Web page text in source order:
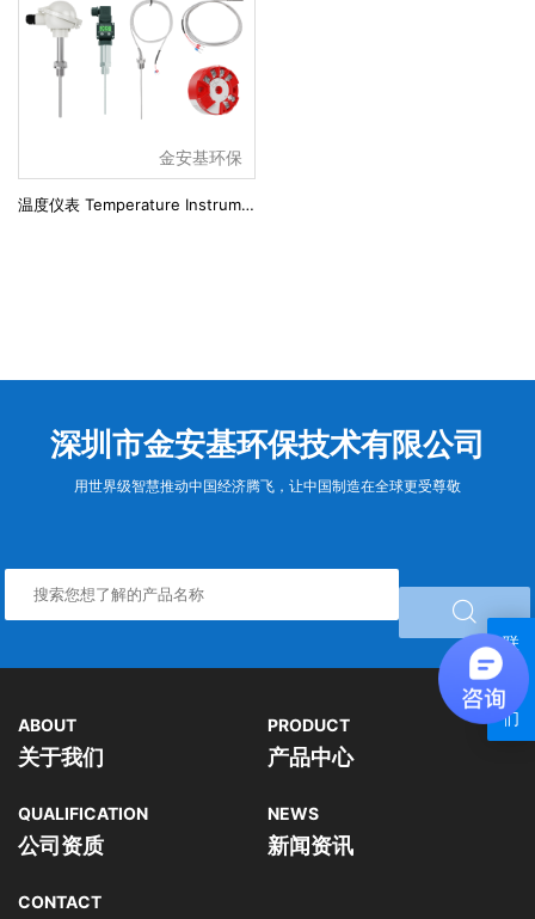
金安基环保
温度仪表 Temperature Instruments
深圳市金安基环保技术有限公司
用世界级智慧推动中国经济腾飞，让中国制造在全球更受尊敬

ABOUT
关于我们
PRODUCT
产品中心
QUALIFICATION
公司资质
NEWS
新闻资讯
CONTACT
联
我
们